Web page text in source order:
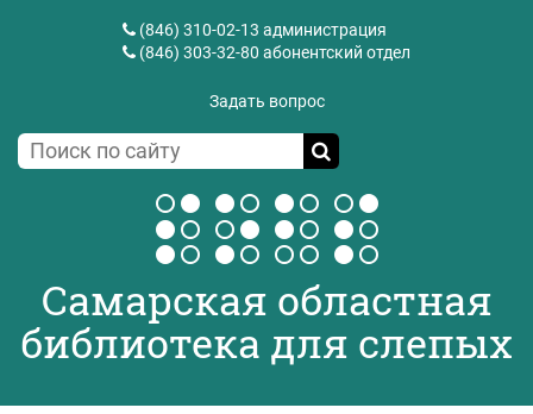
(846) 310-02-13 администрация
(846) 303-32-80 абонентский отдел
Задать вопрос
Самарская областная
библиотека для слепых